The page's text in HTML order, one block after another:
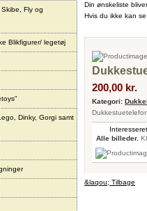
Fly og
Blikfigurer/ legetøj
Dinky, Gorgi samt
Din ønskeliste
Hvis du ikke kan
200,00 kr.
Kategori:
Alle billeder.
&laqou; Tilbage